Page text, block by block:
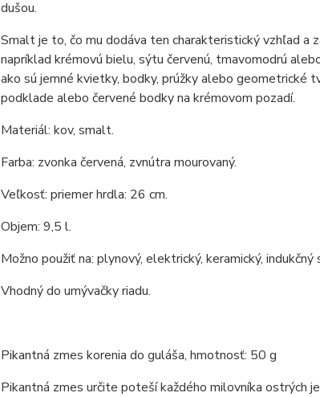
dušou.
Smalt je to, čo mu dodáva ten charakteristický vzhľad a
napríklad krémovú bielu, sýtu červenú, tmavomodrú
ako sú jemné kvietky, bodky, prúžky alebo
podklade alebo červené bodky na krémovom pozadí.
Materiál: kov, smalt.
Farba: zvonka červená, zvnútra mourovaný.
Veľkosť: priemer hrdla: 26 cm.
Objem: 9,5 l.
Možno použiť na: plynový, elektrický, keramický, indukčný
Vhodný do umývačky riadu.
Pikantná zmes korenia do guláša, hmotnosť: 50 g
Pikantná zmes určite poteší každého milovníka ostrých